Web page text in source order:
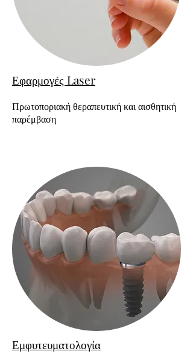
Εφαρμογές Laser
Πρωτοποριακή θεραπευτική και αισθητική
παρέμβαση
Εμφυτευματολογία